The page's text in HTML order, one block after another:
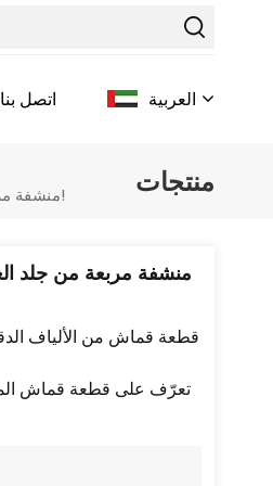
اتصل بنا العربية
Italiano
Pусский
منشفة مربعة من جلد الغزال المصنوع من الألياف الدقيقة الصديقة للبيئة، رمادية اللون، مقاس 30×40 سم، وزن 450 غ/م²، قطعة قماش للعناية بالسيارات، عرض خاص!
منتجات